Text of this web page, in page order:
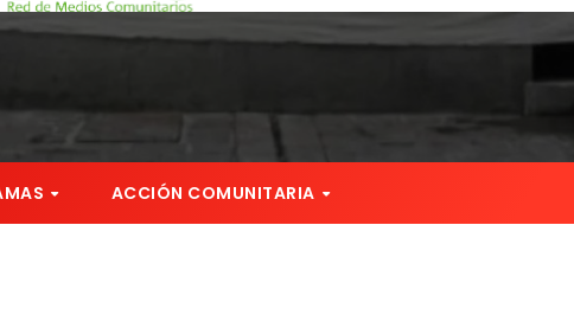
ACCIÓN COMUNITARIA